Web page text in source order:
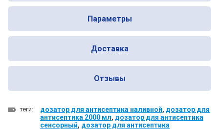
Параметры
Доставка
Отзывы
теги: дозатор для антисептика наливной, дозатор для
антисептика 2000 мл, дозатор для антисептика
сенсорный, дозатор для антисептика